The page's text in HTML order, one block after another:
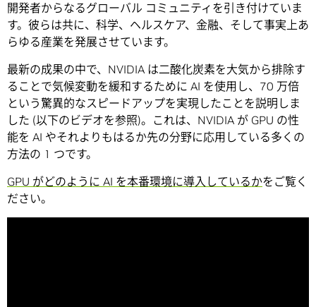
開発者からなるグローバル コミュニティを引き付けていま
す。彼らは共に、科学、ヘルスケア、金融、そして事実上あ
らゆる産業を発展させています。
最新の成果の中で、NVIDIA は二酸化炭素を大気から排除す
ることで気候変動を緩和するために AI を使用し、70 万倍
という驚異的なスピードアップを実現したことを説明しま
した (以下のビデオを参照)。これは、NVIDIA が GPU の性
能を AI やそれよりもはるか先の分野に応用している多くの
方法の 1 つです。
GPU がどのように AI を本番環境に導入しているかをご覧く
ださい。